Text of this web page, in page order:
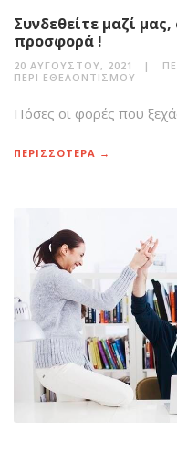
Συνδεθείτε μαζί
προσφορά !
20 ΑΥΓΟΎΣΤΟΥ, 2021
ΠΕΡΊ ΕΘΕΛΟΝΤΙΣΜΟΎ
Πόσες οι φορές που
ΠΕΡΙΣΣΟΤΕΡΑ →